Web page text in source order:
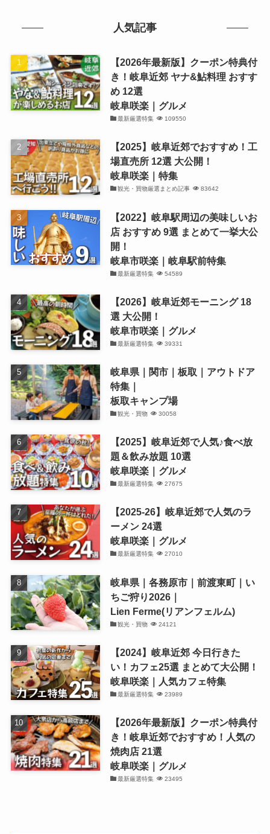
人気記事
【2026年最新版】クーポン特典付
き！岐阜近郊 ヤナ&鮎料理 おすす
め 12選
岐阜咲楽｜グルメ
最新厳選特集 109550
【2025】岐阜近郊でおすすめ！工
場直売所 12選 大公開！
岐阜咲楽｜特集
観光・買物厳選まとめ記事 83642
【2022】岐阜駅周辺の美味しいお
店 おすすめ 9選 まとめて一挙大公
開！
岐阜市咲楽｜岐阜駅前特集
最新厳選特集 54589
【2026】岐阜近郊モーニング 18
選 大公開！
岐阜市咲楽｜グルメ
最新厳選特集 39331
岐阜県｜関市｜板取｜アウトドア
特集｜
板取キャンプ場
観光・買物 30058
【2025】岐阜近郊で人気♪食べ放
題＆飲み放題 10選
岐阜咲楽｜グルメ
最新厳選特集 27675
【2025-26】岐阜近郊で人気のラ
ーメン 24選
岐阜咲楽｜グルメ
最新厳選特集 27010
岐阜県｜各務原市｜前渡東町｜い
ちご狩り2026｜
Lien Ferme(リアンフェルム)
観光・買物 24121
【2024】岐阜近郊 今日行きた
い！カフェ25選 まとめて大公開！
岐阜咲楽｜人気カフェ特集
最新厳選特集 23989
【2026年最新版】クーポン特典付
き！岐阜近郊でおすすめ！人気の
焼肉店 21選
岐阜咲楽｜グルメ
最新厳選特集 23495